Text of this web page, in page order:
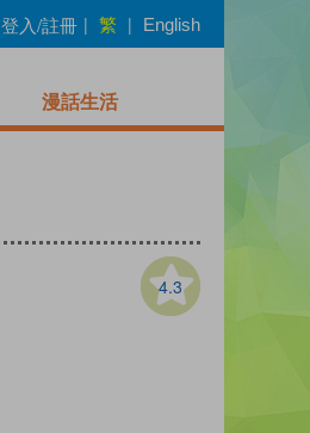
登入/註冊 | 繁 | English
漫話生活
4.3